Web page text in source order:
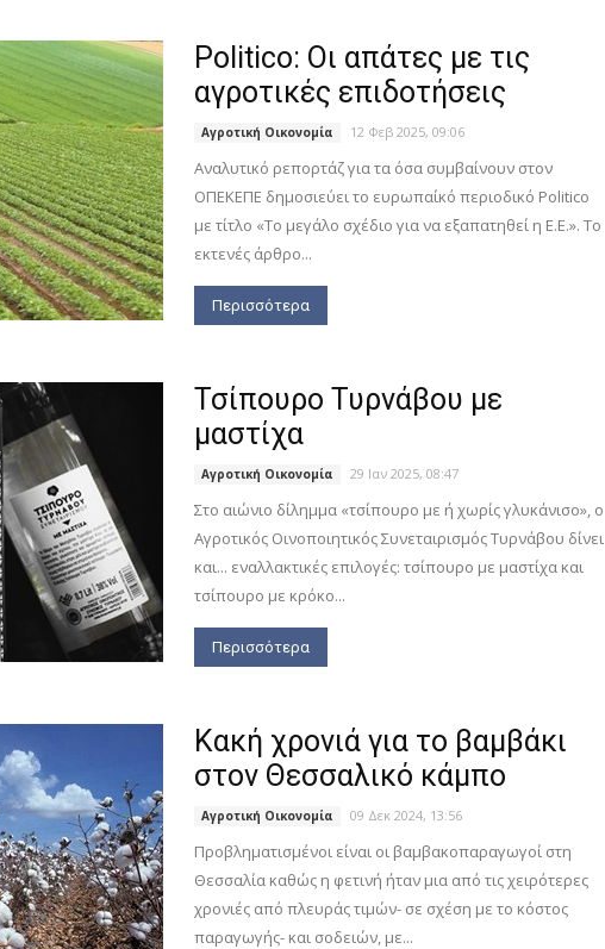
Politico: Οι απάτες με τις
αγροτικές επιδοτήσεις
Αγροτική Οικονομία 12 Φεβ 2025, 09:06
Αναλυτικό ρεπορτάζ για τα όσα συμβαίνουν στον
ΟΠΕΚΕΠΕ δημοσιεύει το ευρωπαίκό περιοδικό Politico
με τίτλο «Το μεγάλο σχέδιο για να εξαπατηθεί η Ε.Ε.». Το
εκτενές άρθρο...
Περισσότερα
Τσίπουρο Τυρνάβου με
μαστίχα
Αγροτική Οικονομία 29 Ιαν 2025, 08:47
Στο αιώνιο δίλημμα «τσίπουρο με ή χωρίς γλυκάνισο», ο
Αγροτικός Οινοποιητικός Συνεταιρισμός Τυρνάβου δίνει
και... εναλλακτικές επιλογές: τσίπουρο με μαστίχα και
τσίπουρο με κρόκο...
Περισσότερα
Κακή χρονιά για το βαμβάκι
στον Θεσσαλικό κάμπο
Αγροτική Οικονομία 09 Δεκ 2024, 13:56
Προβληματισμένοι είναι οι βαμβακοπαραγωγοί στη
Θεσσαλία καθώς η φετινή ήταν μια από τις χειρότερες
χρονιές από πλευράς τιμών- σε σχέση με το κόστος
παραγωγής- και σοδειών, με...